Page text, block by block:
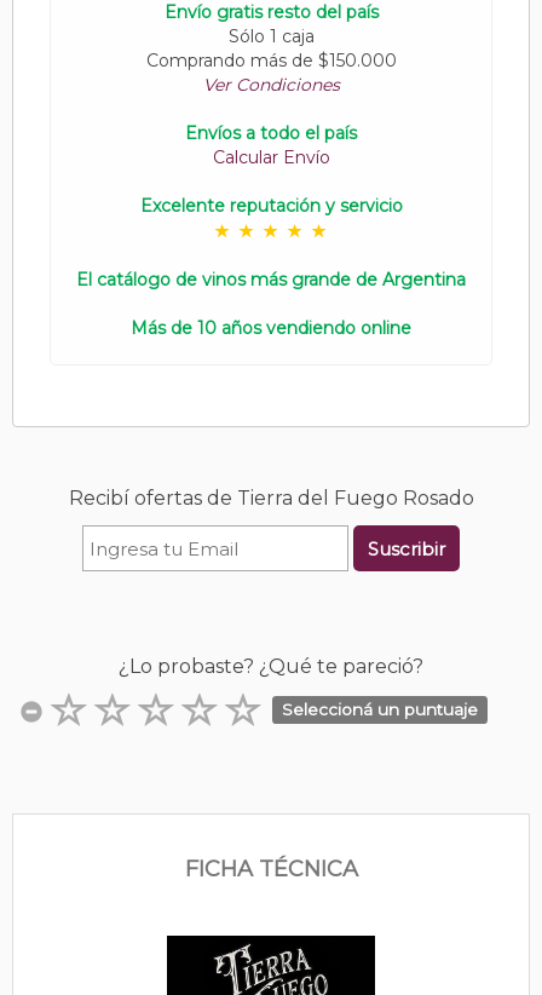
Envío gratis resto del país
Sólo 1 caja
Comprando más de $150.000
Ver Condiciones
Envíos a todo el país
Calcular Envío
Excelente reputación y servicio
El catálogo de vinos más grande de Argentina
Más de 10 años vendiendo online
Recibí ofertas de Tierra del Fuego Rosado
Suscribir
¿Lo probaste? ¿Qué te pareció?
Seleccioná un puntuaje
FICHA TÉCNICA